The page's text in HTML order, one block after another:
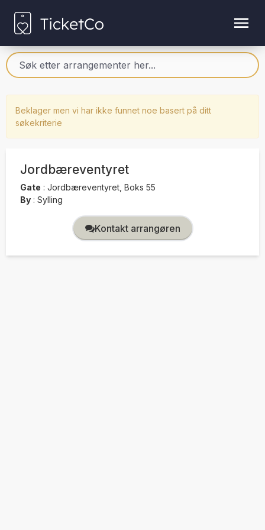
Beklager men vi har ikke funnet noe basert på ditt
søkekriterie
Jordbæreventyret
Gate : Jordbæreventyret, Boks 55
By : Sylling
Kontakt arrangøren